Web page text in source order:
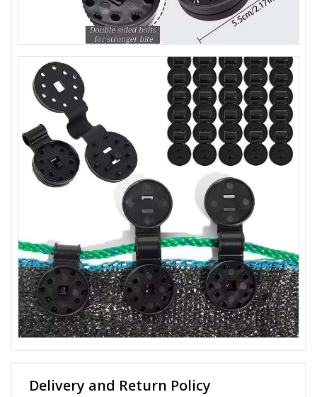
Delivery and Return Policy